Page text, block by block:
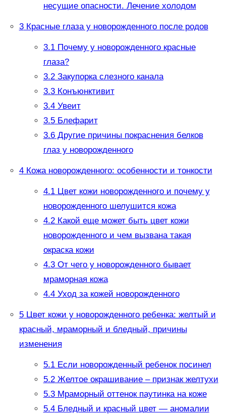
несущие опасности. Лечение холодом
3Красные глаза у новорожденного после родов
3.1Почему у новорожденного красные
глаза?
3.2Закупорка слезного канала
3.3Конъюнктивит
3.4Увеит
3.5Блефарит
3.6Другие причины покраснения белков
глаз у новорожденного
4Кожа новорожденного: особенности и тонкости
4.1Цвет кожи новорожденного и почему у
новорожденного шелушится кожа
4.2Какой еще может быть цвет кожи
новорожденного и чем вызвана такая
окраска кожи
4.3От чего у новорожденного бывает
мраморная кожа
4.4Уход за кожей новорожденного
5Цвет кожи у новорожденного ребенка: желтый и
красный, мраморный и бледный, причины
изменения
5.1Если новорожденный ребенок посинел
5.2Желтое окрашивание – признак желтухи
5.3Мраморный оттенок паутинка на коже
5.4Бледный и красный цвет — аномалии